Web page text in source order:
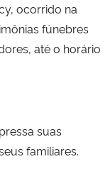
ocorrido na
fúnebres
até o horário
suas
familiares.